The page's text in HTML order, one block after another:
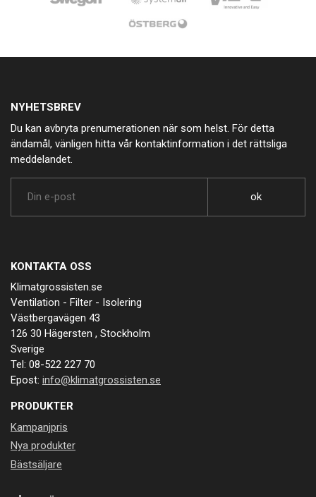
NYHETSBREV
Du kan avbryta prenumerationen när som helst. För detta
ändamål, vänligen hitta vår kontaktinformation i det rättsliga
meddelandet.
KONTAKTA OSS
Klimatgrossisten.se
Ventilation - Filter - Isolering
Västbergavägen 43
126 30 Hägersten , Stockholm
Sverige
Tel: 08-522 227 70
Epost: info@klimatgrossisten.se
PRODUKTER
Kampanjpris
Nya produkter
Bästsäljare